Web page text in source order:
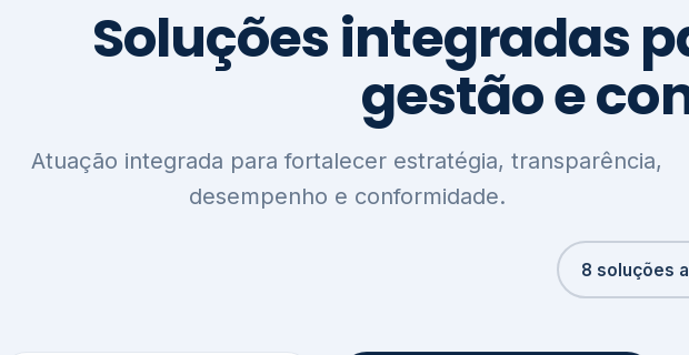
Soluções integradas
gestão e
Atuação integrada para fortalecer estratégia, transparência,
desempenho e conformidade.
8 soluções